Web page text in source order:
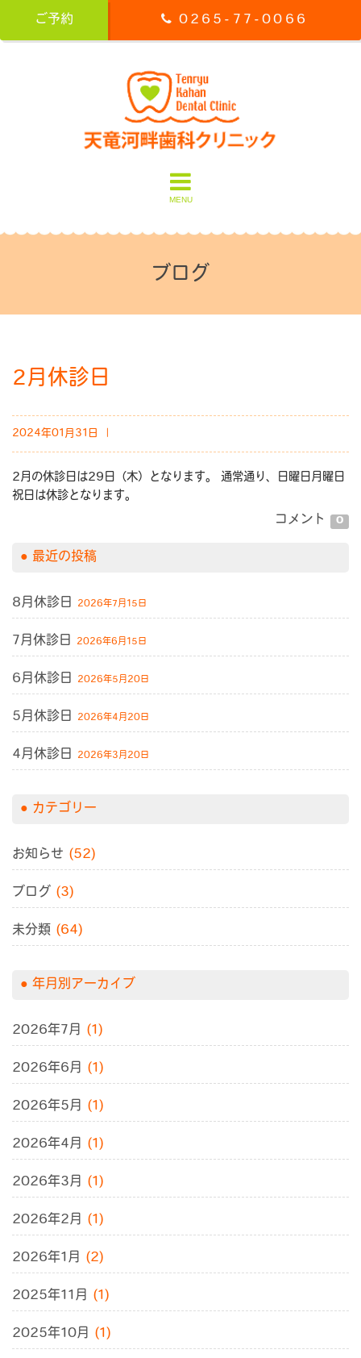
0265-77-0066
ご予約
MENU
ブログ
2月休診日
2024年01月31日 ｜
2月の休診日は29日（木）となります。 通常通り、日曜日月曜日
祝日は休診となります。
コメント 0
最近の投稿
8月休診日 2026年7月15日
7月休診日 2026年6月15日
6月休診日 2026年5月20日
5月休診日 2026年4月20日
4月休診日 2026年3月20日
カテゴリー
お知らせ (52)
ブログ (3)
未分類 (64)
年月別アーカイブ
2026年7月 (1)
2026年6月 (1)
2026年5月 (1)
2026年4月 (1)
2026年3月 (1)
2026年2月 (1)
2026年1月 (2)
2025年11月 (1)
2025年10月 (1)